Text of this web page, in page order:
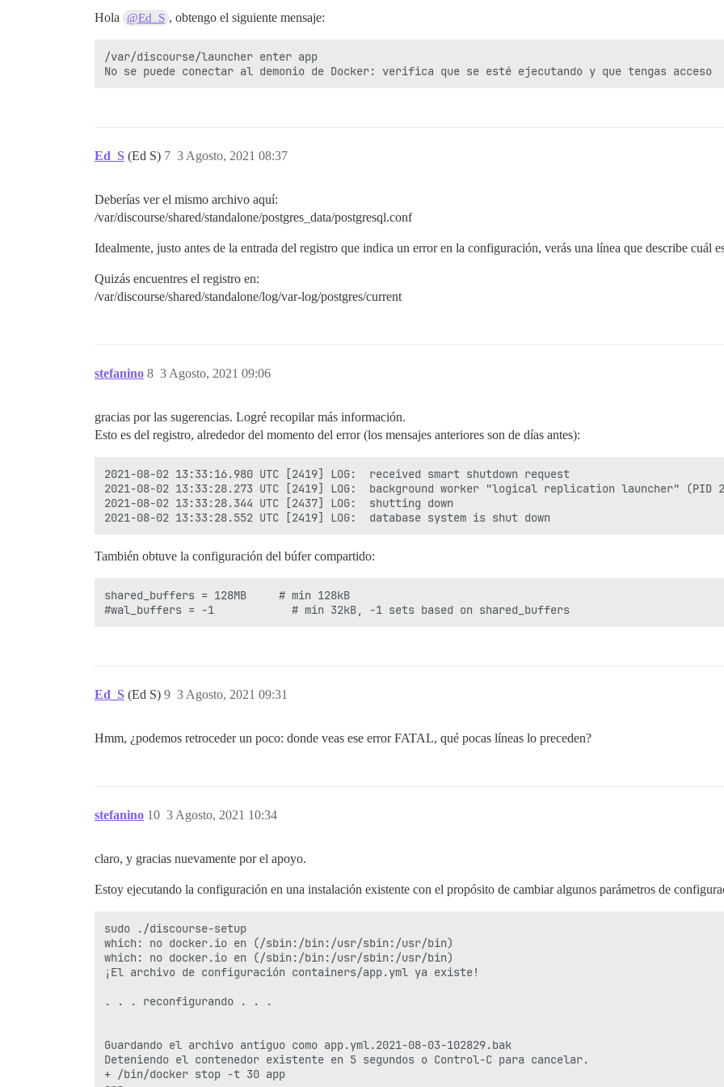
Hola @Ed_S , obtengo el siguiente mensaje:
/var/discourse/launcher enter app
Ed_S (Ed S) 3 Agosto, 2021 08:37
7
Deberías ver el mismo archivo aquí:
/var/discourse/shared/standalone/postgres_data/postgresql.conf
Idealmente, justo antes de la entrada del registro que indica un error en la configuración, verás una línea que describe cuál
Quizás encuentres el registro en:
/var/discourse/shared/standalone/log/var-log/postgres/current
stefanino 3 Agosto, 2021 09:06
8
gracias por las sugerencias. Logré recopilar más información.
Esto es del registro, alrededor del momento del error (los mensajes anteriores son de días antes):
2021-08-02 13:33:16.980 UTC [2419] LOG:  received smart shutdown request
2021-08-02 13:33:28.273 UTC [2419] LOG:  background worker "logical replication launcher"
2021-08-02 13:33:28.344 UTC [2437] LOG:  shutting down
También obtuve la configuración del búfer compartido:
shared_buffers = 128MB     # min 128kB
Ed_S (Ed S) 3 Agosto, 2021 09:31
9
Hmm, ¿podemos retroceder un poco: donde veas ese error FATAL, qué pocas líneas lo preceden?
stefanino 3 Agosto, 2021 10:34
10
claro, y gracias nuevamente por el apoyo.
Estoy ejecutando la configuración en una instalación existente con el propósito de cambiar algunos parámetros de
sudo ./discourse-setup
which: no docker.io en (/sbin:/bin:/usr/sbin:/usr/bin)
which: no docker.io en (/sbin:/bin:/usr/sbin:/usr/bin)
¡El archivo de configuración containers/app.yml ya existe!
. . . reconfigurando . . .
Guardando el archivo antiguo como app.yml.2021-08-03-102829.bak
Deteniendo el contenedor existente en 5 segundos o Control-C para cancelar.
+ /bin/docker stop -t 30 app